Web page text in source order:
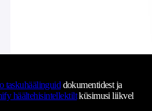
taskuhäälinguiddokumentidest ja
häältehisintellektiltküsimusi liikvel